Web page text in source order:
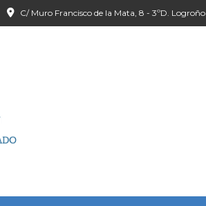
C/ Muro Francisco de la Mata, 8 - 3ºD. Logroño